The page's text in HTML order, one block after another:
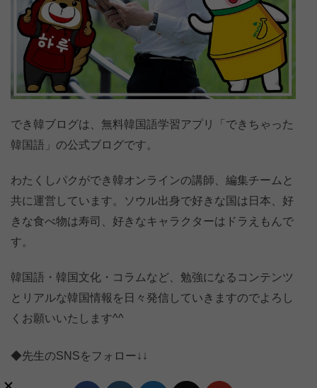
でき韓ブログは、無料韓国語学習アプリ「できちゃった
韓国語」の公式ブログです。
わたくしパクができ韓オンラインの講師、編集チームと
共に運営しています。ソウル出身で好きな国は日本、好
きな食べ物は寿司、好きなキャラクターはドラえもんで
す。
韓国語・韓国文化・コラムなど、勉強になるコンテンツ
とリアルな韓国情報を日々発信していきますのでよろし
くお願いいたします^^
◆先生のSNSをフォロー↓↓